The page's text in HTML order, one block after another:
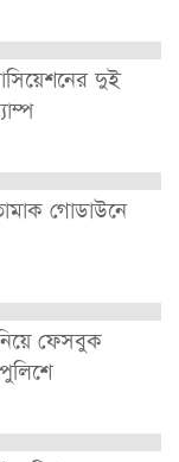
দুই
গোডাউনে
ফেসবুক